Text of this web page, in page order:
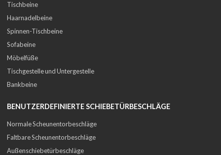
Tischbeine
Haarnadelbeine
Spinnen-Tischbeine
Sofabeine
Möbelfüße
Tischgestelle und Untergestelle
Bankbeine
BENUTZERDEFINIERTE SCHIEBETÜRBESCHLÄGE
Normale Scheunentorbeschläge
Faltbare Scheunentorbeschläge
Außenschiebetürbeschläge